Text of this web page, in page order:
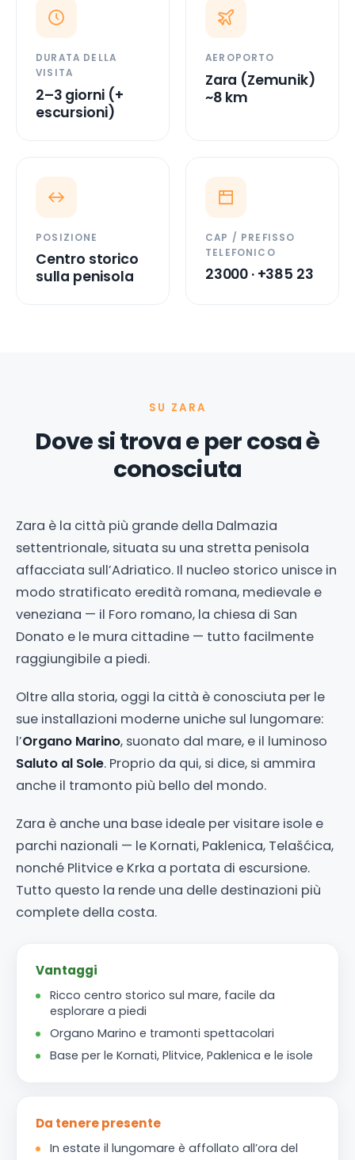
DURATA DELLA
VISITA
2–3 giorni (+
escursioni)
AEROPORTO
Zara (Zemunik)
~8 km
POSIZIONE
Centro storico
sulla penisola
CAP / PREFISSO
TELEFONICO
23000 · +385 23
SU ZARA
Dove si trova e per cosa è
conosciuta
Zara è la città più grande della Dalmazia
settentrionale, situata su una stretta penisola
affacciata sull’Adriatico. Il nucleo storico unisce in
modo stratificato eredità romana, medievale e
veneziana — il Foro romano, la chiesa di San
Donato e le mura cittadine — tutto facilmente
raggiungibile a piedi.
Oltre alla storia, oggi la città è conosciuta per le
sue installazioni moderne uniche sul lungomare:
l’Organo Marino, suonato dal mare, e il luminoso
Saluto al Sole. Proprio da qui, si dice, si ammira
anche il tramonto più bello del mondo.
Zara è anche una base ideale per visitare isole e
parchi nazionali — le Kornati, Paklenica, Telašćica,
nonché Plitvice e Krka a portata di escursione.
Tutto questo la rende una delle destinazioni più
complete della costa.
Vantaggi
Ricco centro storico sul mare, facile da
esplorare a piedi
Organo Marino e tramonti spettacolari
Base per le Kornati, Plitvice, Paklenica e le isole
Da tenere presente
In estate il lungomare è affollato all’ora del